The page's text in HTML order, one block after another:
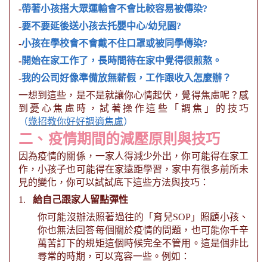
-帶著小孩搭大眾運輸會不會比較容易被傳染?
-要不要延後送小孩去托嬰中心/幼兒園?
-小孩在學校會不會戴不住口罩或被同學傳染?
-開始在家工作了，長時間待在家中覺得很煎熬。
-我的公司好像準備放無薪假，工作跟收入怎麼辦？
一想到這些，是不是就讓你心情起伏，覺得焦慮呢？感
到憂心焦慮時，試著操作這些「調焦」的技巧
（幾招教你好好調適焦慮）
二、 疫情期間的減壓原則與技巧
因為疫情的關係，一家人得減少外出，你可能得在家工
作，小孩子也可能得在家遠距學習，家中有很多前所未
見的變化，你可以試試底下這些方法與技巧：
1.
給自己跟家人留點彈性
你可能沒辦法照著過往的「育兒SOP」照顧小孩、
你也無法回答每個關於疫情的問題，也可能你千辛
萬苦訂下的規矩這個時候完全不管用。這是個非比
尋常的時期，可以寬容一些。例如：